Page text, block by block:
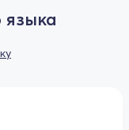
языка